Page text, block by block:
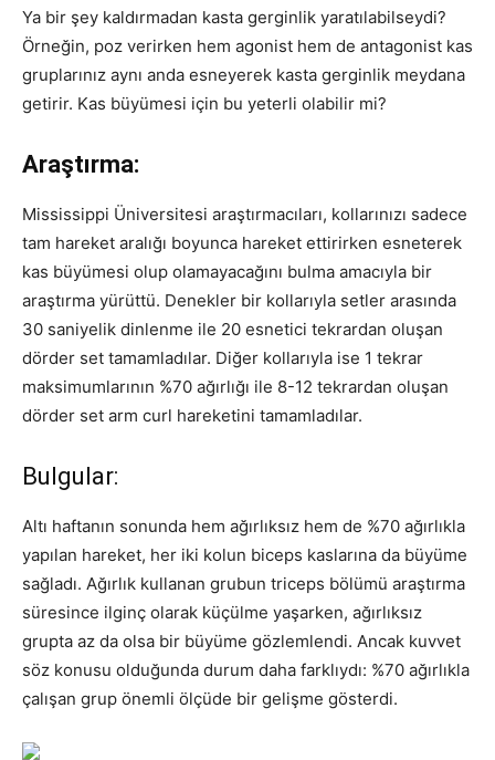
Ya bir şey kaldırmadan kasta gerginlik yaratılabilseydi?
Örneğin, poz verirken hem agonist hem de antagonist kas
gruplarınız aynı anda esneyerek kasta gerginlik meydana
getirir. Kas büyümesi için bu yeterli olabilir mi?
Araştırma:
Mississippi Üniversitesi araştırmacıları, kollarınızı sadece
tam hareket aralığı boyunca hareket ettirirken esneterek
kas büyümesi olup olamayacağını bulma amacıyla bir
araştırma yürüttü. Denekler bir kollarıyla setler arasında
30 saniyelik dinlenme ile 20 esnetici tekrardan oluşan
dörder set tamamladılar. Diğer kollarıyla ise 1 tekrar
maksimumlarının %70 ağırlığı ile 8-12 tekrardan oluşan
dörder set arm curl hareketini tamamladılar.
Bulgular:
Altı haftanın sonunda hem ağırlıksız hem de %70 ağırlıkla
yapılan hareket, her iki kolun biceps kaslarına da büyüme
sağladı. Ağırlık kullanan grubun triceps bölümü araştırma
süresince ilginç olarak küçülme yaşarken, ağırlıksız
grupta az da olsa bir büyüme gözlemlendi. Ancak kuvvet
söz konusu olduğunda durum daha farklıydı: %70 ağırlıkla
çalışan grup önemli ölçüde bir gelişme gösterdi.